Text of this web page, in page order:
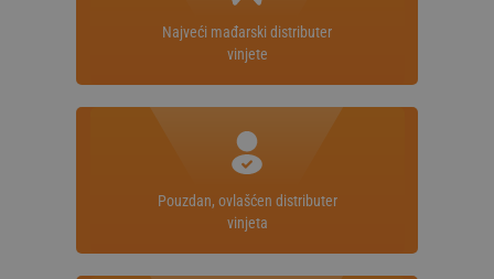
Najveći mađarski distributer
vinjete
Pouzdan, ovlašćen distributer
vinjeta